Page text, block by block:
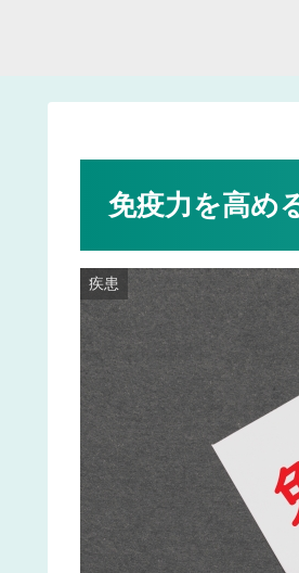
免疫力を高め
疾患